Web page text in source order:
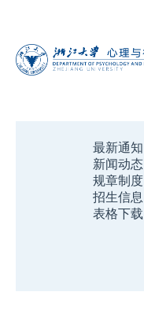
最新通知
新闻动态
规章制度
招生信息
表格下载